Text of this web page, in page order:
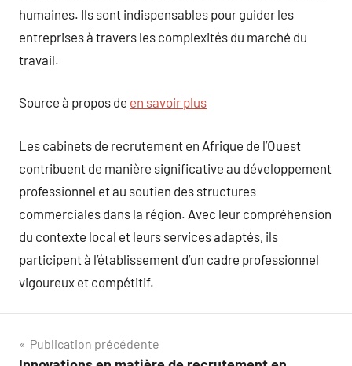
humaines. Ils sont indispensables pour guider les
entreprises à travers les complexités du marché du
travail.
Source à propos de en savoir plus
Les cabinets de recrutement en Afrique de l’Ouest
contribuent de manière significative au développement
professionnel et au soutien des structures
commerciales dans la région. Avec leur compréhension
du contexte local et leurs services adaptés, ils
participent à l’établissement d’un cadre professionnel
vigoureux et compétitif.
Navigation
Publication précédente